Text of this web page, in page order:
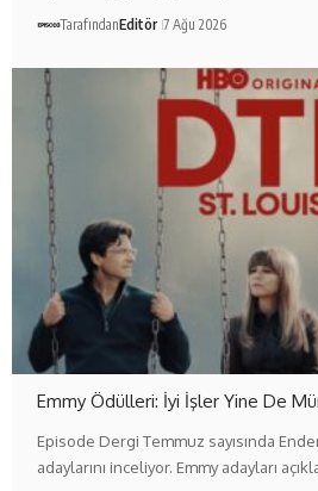
TarafındanEditör 7 Ağu 2026
Emmy Ödülleri: İyi İşler Yine De
Episode Dergi Temmuz sayısında
adaylarını inceliyor. Emmy adayları